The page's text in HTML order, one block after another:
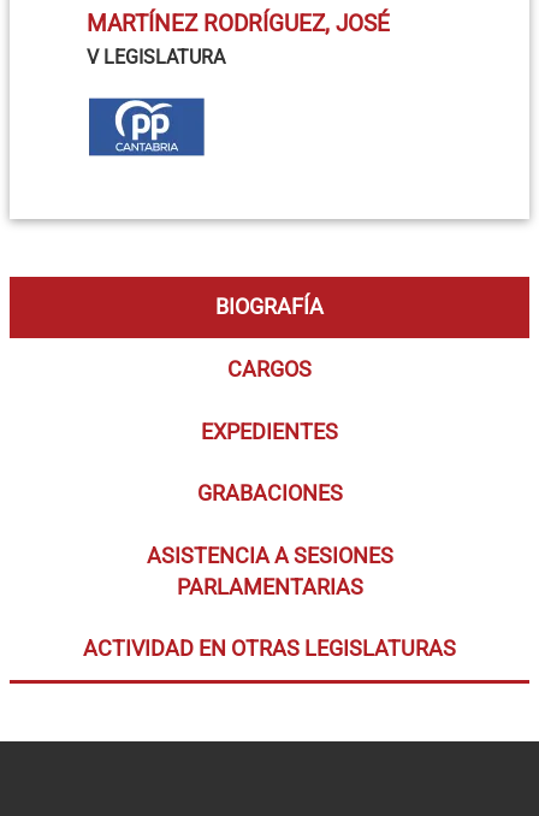
MARTÍNEZ RODRÍGUEZ, JOSÉ
V LEGISLATURA
BIOGRAFÍA
CARGOS
EXPEDIENTES
GRABACIONES
ASISTENCIA A SESIONES
PARLAMENTARIAS
ACTIVIDAD EN OTRAS LEGISLATURAS